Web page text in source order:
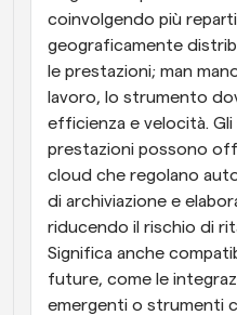
coinvolgendo più
geograficamente
le prestazioni; man
lavoro, lo strumento
efficienza e velocità.
prestazioni possono
cloud che regolano
di archiviazione e
riducendo il rischio di
Significa anche
future, come le
emergenti o strumenti